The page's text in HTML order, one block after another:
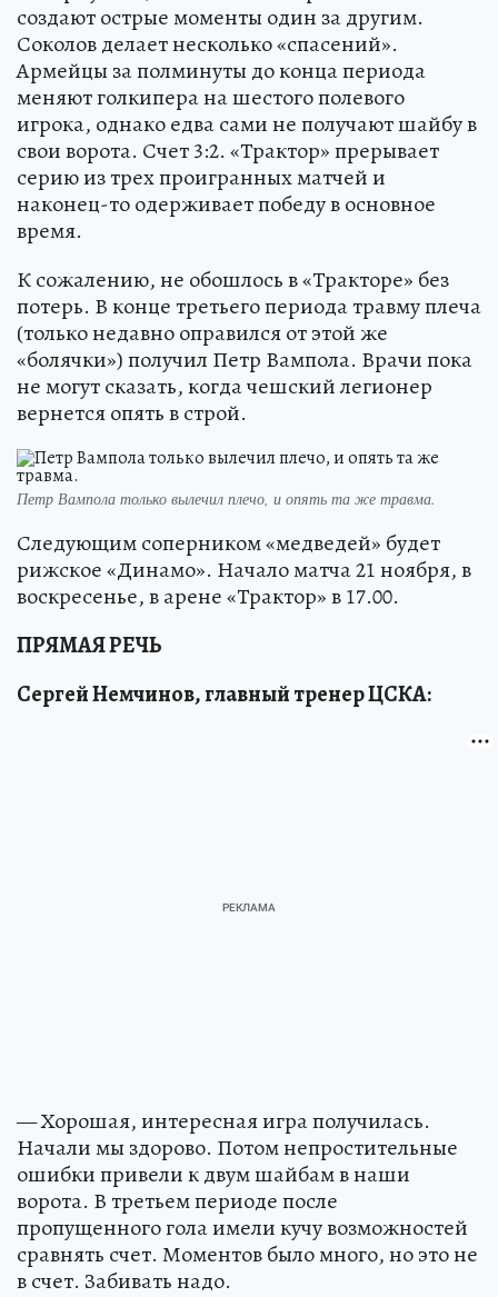
создают острые моменты один за другим.
Соколов делает несколько «спасений».
Армейцы за полминуты до конца периода
меняют голкипера на шестого полевого
игрока, однако едва сами не получают шайбу в
свои ворота. Счет 3:2. «Трактор» прерывает
серию из трех проигранных матчей и
наконец-то одерживает победу в основное
время.
К сожалению, не обошлось в «Тракторе» без
потерь. В конце третьего периода травму плеча
(только недавно оправился от этой же
«болячки») получил Петр Вампола. Врачи пока
не могут сказать, когда чешский легионер
вернется опять в строй.
Петр Вампола только вылечил плечо, и опять та же травма.
Следующим соперником «медведей» будет
рижское «Динамо». Начало матча 21 ноября, в
воскресенье, в арене «Трактор» в 17.00.
ПРЯМАЯ РЕЧЬ
Сергей Немчинов, главный тренер ЦСКА:
— Хорошая, интересная игра получилась.
Начали мы здорово. Потом непростительные
ошибки привели к двум шайбам в наши
ворота. В третьем периоде после
пропущенного гола имели кучу возможностей
сравнять счет. Моментов было много, но это не
в счет. Забивать надо.